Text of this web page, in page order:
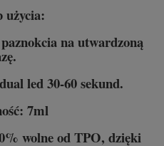
użycia:
na utwardzoną
led 30-60 sekund.
7ml
wolne od TPO, dzięki